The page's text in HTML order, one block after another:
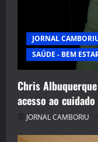
JORNAL
SAÚDE - BEM
Chris
acesso ao
JORNAL CAMBORIU